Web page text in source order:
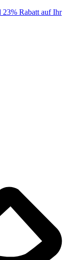
23% Rabatt auf Ihr